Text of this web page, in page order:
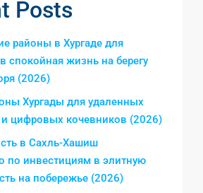
Posts
районы в Хургаде для
спокойная жизнь на берегу
(2026)
Хургады для удаленных
и цифровых кочевников (2026)
в Сахль-Хашиш
по инвестициям в элитную
на побережье (2026)